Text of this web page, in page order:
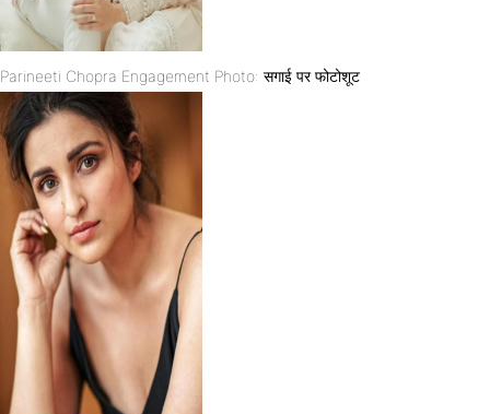
Parineeti Chopra Engagement Photo: सगाई पर फोटोशूट